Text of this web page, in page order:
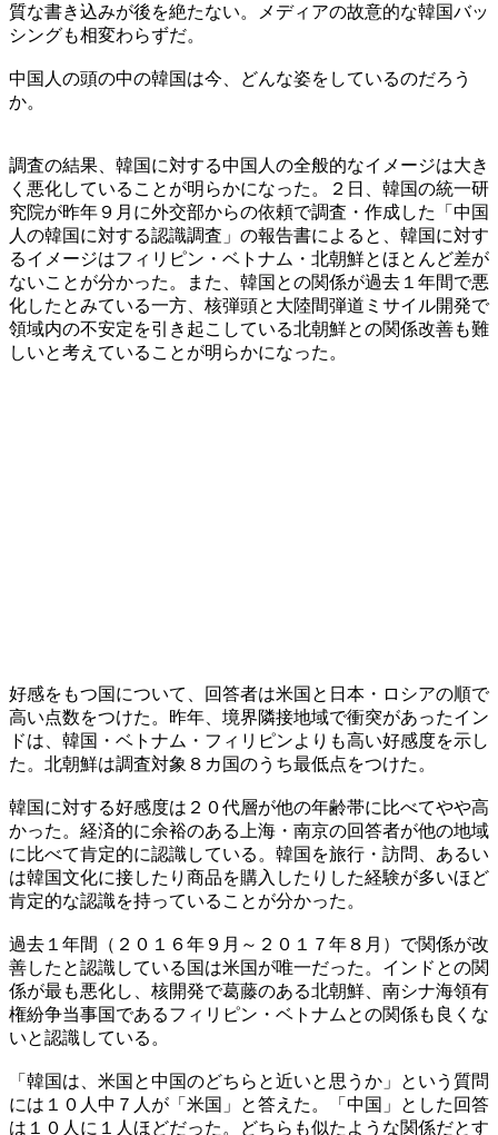
質な書き込みが後を絶たない。メディアの故意的な韓国バッ
シングも相変わらずだ。
中国人の頭の中の韓国は今、どんな姿をしているのだろう
か。
調査の結果、韓国に対する中国人の全般的なイメージは大き
く悪化していることが明らかになった。２日、韓国の統一研
究院が昨年９月に外交部からの依頼で調査・作成した「中国
人の韓国に対する認識調査」の報告書によると、韓国に対す
るイメージはフィリピン・ベトナム・北朝鮮とほとんど差が
ないことが分かった。また、韓国との関係が過去１年間で悪
化したとみている一方、核弾頭と大陸間弾道ミサイル開発で
領域内の不安定を引き起こしている北朝鮮との関係改善も難
しいと考えていることが明らかになった。
好感をもつ国について、回答者は米国と日本・ロシアの順で
高い点数をつけた。昨年、境界隣接地域で衝突があったイン
ドは、韓国・ベトナム・フィリピンよりも高い好感度を示し
た。北朝鮮は調査対象８カ国のうち最低点をつけた。
韓国に対する好感度は２０代層が他の年齢帯に比べてやや高
かった。経済的に余裕のある上海・南京の回答者が他の地域
に比べて肯定的に認識している。韓国を旅行・訪問、あるい
は韓国文化に接したり商品を購入したりした経験が多いほど
肯定的な認識を持っていることが分かった。
過去１年間（２０１６年９月～２０１７年８月）で関係が改
善したと認識している国は米国が唯一だった。インドとの関
係が最も悪化し、核開発で葛藤のある北朝鮮、南シナ海領有
権紛争当事国であるフィリピン・ベトナムとの関係も良くな
いと認識している。
「韓国は、米国と中国のどちらと近いと思うか」という質問
には１０人中７人が「米国」と答えた。「中国」とした回答
は１０人に１人ほどだった。どちらも似たような関係だとす